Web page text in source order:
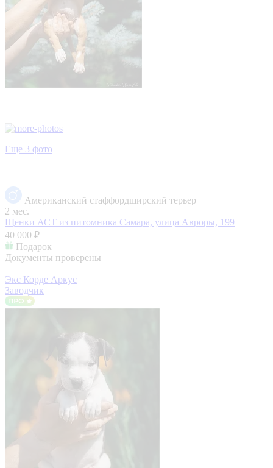
Еще 3 фото
Американский стаффордширский терьер
2 мес.
Щенки АСТ из питомника Самара, улица Авроры, 199
40 000 ₽
Подарок
Документы проверены
Экс Корде Аркус
Заводчик